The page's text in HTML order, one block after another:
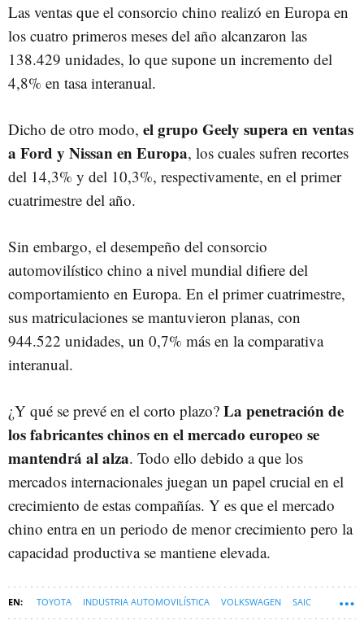
Las ventas que el consorcio chino realizó en Europa en
los cuatro primeros meses del año alcanzaron las
138.429 unidades, lo que supone un incremento del
4,8% en tasa interanual.
Dicho de otro modo, el grupo Geely supera en ventas
a Ford y Nissan en Europa, los cuales sufren recortes
del 14,3% y del 10,3%, respectivamente, en el primer
cuatrimestre del año.
Sin embargo, el desempeño del consorcio
automovilístico chino a nivel mundial difiere del
comportamiento en Europa. En el primer cuatrimestre,
sus matriculaciones se mantuvieron planas, con
944.522 unidades, un 0,7% más en la comparativa
interanual.
¿Y qué se prevé en el corto plazo? La penetración de
los fabricantes chinos en el mercado europeo se
mantendrá al alza. Todo ello debido a que los
mercados internacionales juegan un papel crucial en el
crecimiento de estas compañías. Y es que el mercado
chino entra en un periodo de menor crecimiento pero la
capacidad productiva se mantiene elevada.
TOYOTA INDUSTRIA AUTOMOVILÍSTICA VOLKSWAGEN SAIC